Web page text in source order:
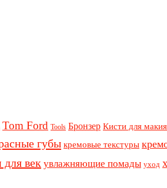
Tom Ford Tools Бронзер Кисти для
губы кремовые текстуры
для век увлажняющие помады уход